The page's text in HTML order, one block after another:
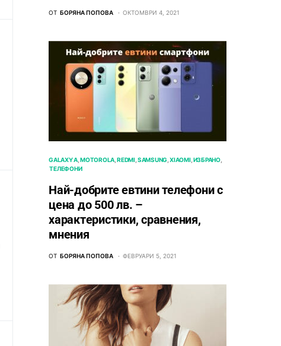
ОТ БОРЯНА ПОПОВА ОКТОМВРИ 4, 2021
GALAXY A MOTOROLA REDMI SAMSUNG XIAOMI ИЗБРАНО
ТЕЛЕФОНИ
Най-добрите евтини телефони с
ценa до 500 лв. –
характeристики, сравнения,
мнения
ОТ БОРЯНА ПОПОВА ФЕВРУАРИ 5, 2021